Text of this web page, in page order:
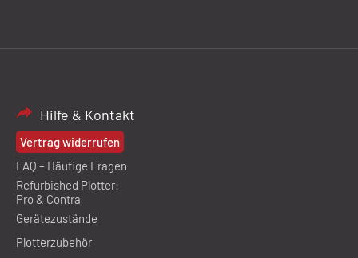
Hilfe & Kontakt
Vertrag widerrufen
FAQ – Häufige Fragen
Refurbished Plotter:
Pro & Contra
Gerätezustände
Plotterzubehör